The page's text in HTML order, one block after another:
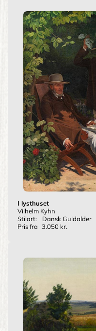
I lysthuset
Vilhelm Kyhn
Stilart:
Dansk Guldalder
Pris fra 3.050 kr.